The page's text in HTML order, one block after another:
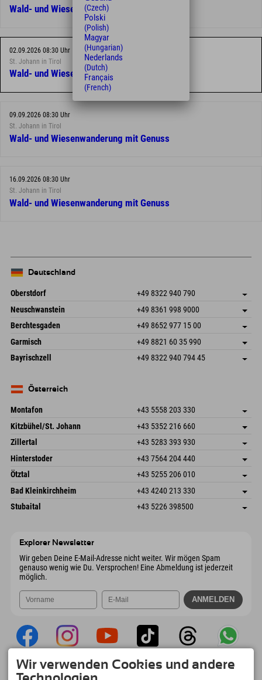
Wald- und Wiesenwanderung mit Genuss
02.09.2026 08:30 Uhr
St. Johann in Tirol
Wald- und Wiesenwanderung mit Genuss
09.09.2026 08:30 Uhr
St. Johann in Tirol
Wald- und Wiesenwanderung mit Genuss
16.09.2026 08:30 Uhr
St. Johann in Tirol
Wald- und Wiesenwanderung mit Genuss
Deutschland
Oberstdorf +49 8322 940 790
An der Breitach 3
87538 Fischen I. Allgäu
Deutschland
Adresse speichern
Anreiseinfos
Buchen
Neuschwanstein +49 8361 998 9000
An der Riese 45
87484 Nesselwang im Allgäu
Deutschland
Adresse speichern
Buchen
Berchtesgaden +49 8652 977 15 00
Hofreitstr. 7
83471 Schönau am Königssee
Deutschland
Adresse speichern
Anreiseinfos
Buchen
Garmisch +49 8821 60 35 990
Frickenstraße 22
82490 Farchant
Adresse speichern
Bayrischzell +49 8322 940 794 45
Deutschland
Österreich
Montafon +43 5558 203 330
Dorfstr. 127b
6793 Gaschurn/Montafon
Österreich
Adresse speichern
Anreiseinfos
Buchen
Kitzbühel/St. Johann +43 5352 216 660
Speckbacherstraße 87
Österreich
Adresse speichern
Buchen
Zillertal +43 5283 393 930
Schmiedau 2
6272 Kaltenbach im Zillertal
Österreich
Adresse speichern
Anreiseinfos
Buchen
Hinterstoder +43 7564 204 440
Freizeitpark 10
Österreich
Adresse speichern
Buchen
Ötztal +43 5255 206 010
Gscheat 14
6441 Umhausen
Österreich
Adresse speichern
Anreiseinfos
Buchen
Bad Kleinkirchheim +43 4240 213 330
Dorfstraße 24
Adresse speichern
Stubaital +43 5226 398500
Explorer Newsletter
Wir geben Deine E-Mail-Adresse nicht weiter. Wir mögen Spam
genauso wenig wie Du. Versprochen! Eine Abmeldung ist jederzeit
möglich.
Explorer App
Wir verwenden Cookies und andere
(Czech)
Polski
(Polish)
Magyar
(Hungarian)
Nederlands
(Dutch)
Français
(French)